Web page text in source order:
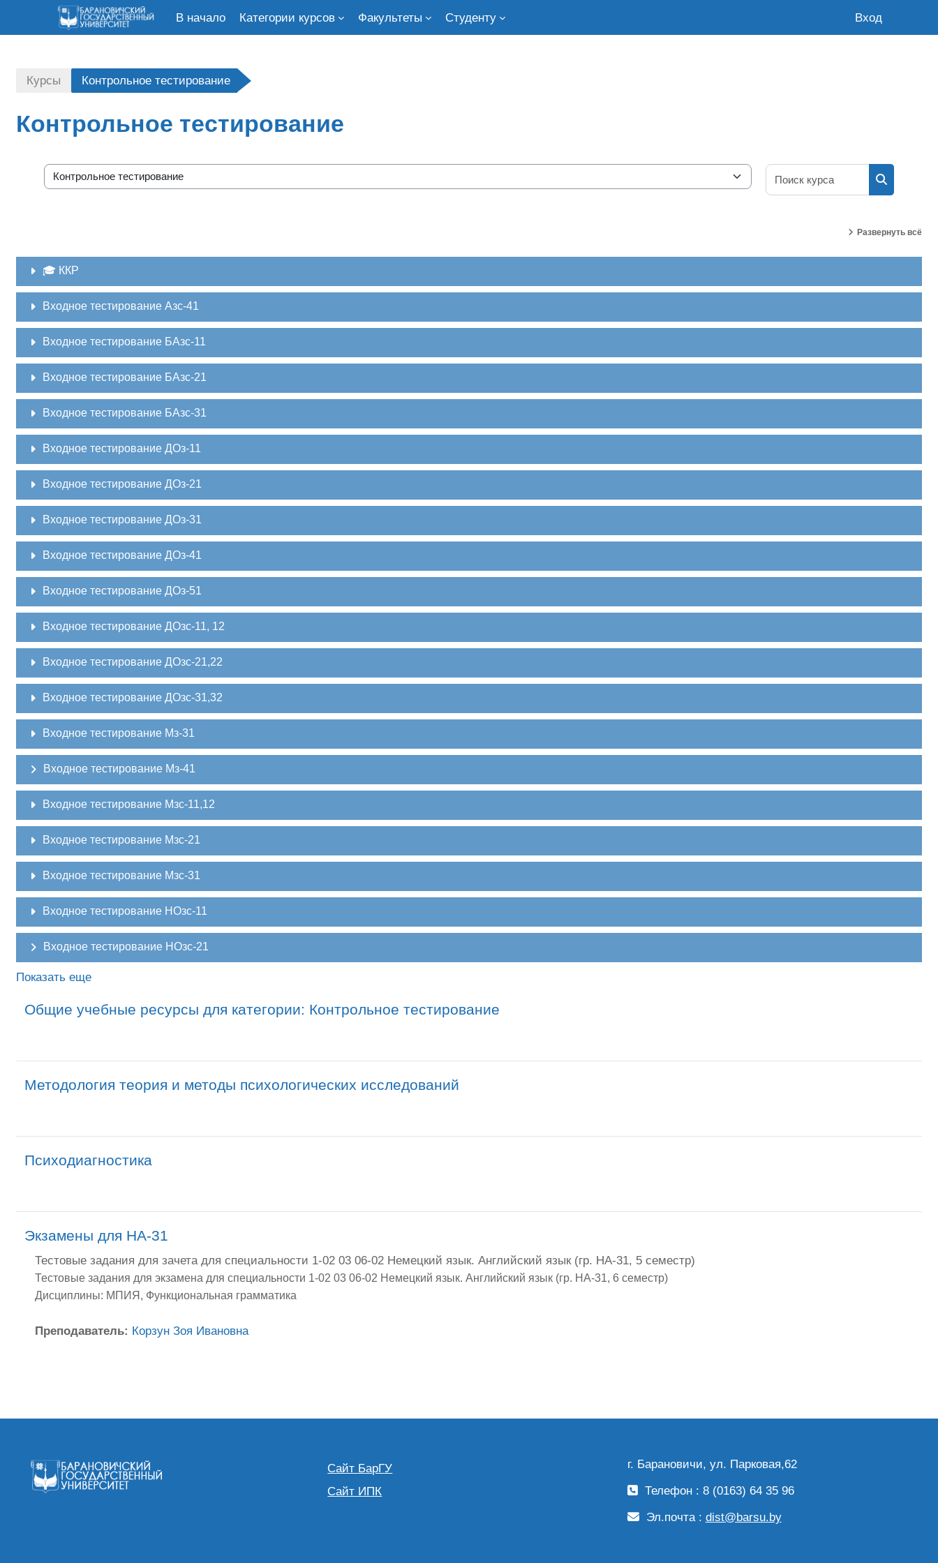
В начало Категории курсов Факультеты Студенту Вход
Курсы Контрольное тестирование
Контрольное тестирование
Категории курсов
Поиск курса
Развернуть всё
🎓 ККР
Входное тестирование Азс-41
Входное тестирование БАзс-11
Входное тестирование БАзс-21
Входное тестирование БАзс-31
Входное тестирование ДОз-11
Входное тестирование ДОз-21
Входное тестирование ДОз-31
Входное тестирование ДОз-41
Входное тестирование ДОз-51
Входное тестирование ДОзс-11, 12
Входное тестирование ДОзс-21,22
Входное тестирование ДОзс-31,32
Входное тестирование Мз-31
Входное тестирование Мз-41
Входное тестирование Мзс-11,12
Входное тестирование Мзс-21
Входное тестирование Мзс-31
Входное тестирование НОзс-11
Входное тестирование НОзс-21
Показать еще
Общие учебные ресурсы для категории: Контрольное тестирование
Методология теория и методы психологических исследований
Психодиагностика
Экзамены для НА-31
Тестовые задания для зачета для специальности 1-02 03 06-02 Немецкий язык. Английский язык (гр. НА-31, 5 семестр)
Тестовые задания для экзамена для специальности 1-02 03 06-02 Немецкий язык. Английский язык (гр. НА-31, 6 семестр)
Дисциплины: МПИЯ, Функциональная грамматика
Преподаватель: Корзун Зоя Ивановна
Сайт БарГУ
Сайт ИПК
г. Барановичи, ул. Парковая,62
Телефон : 8 (0163) 64 35 96
Эл.почта : dist@barsu.by